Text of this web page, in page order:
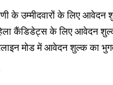
के उम्मीदवारों के लिए आवेदन
कैंडिडेट्स के लिए आवेदन
मोड में आवेदन शुल्क का